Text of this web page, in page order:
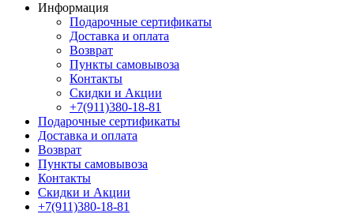
Информация
Подарочные сертификаты
Доставка и оплата
Возврат
Пункты самовывоза
Контакты
Скидки и Акции
+7(911)380-18-81
Подарочные сертификаты
Доставка и оплата
Возврат
Пункты самовывоза
Контакты
Скидки и Акции
+7(911)380-18-81